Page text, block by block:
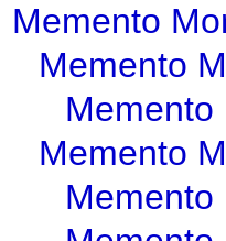
Memento
Memento
Memento
Memento
Memento